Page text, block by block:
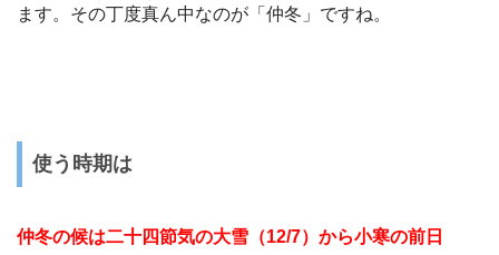
ます。その丁度真ん中なのが「仲冬」ですね。
使う時期は
仲冬の候は二十四節気の大雪（12/7）から小寒の前日